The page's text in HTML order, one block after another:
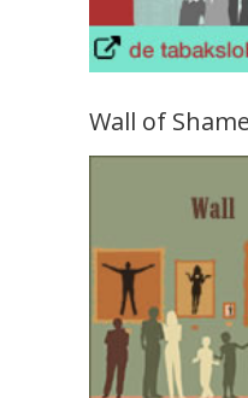
Wall of Shame